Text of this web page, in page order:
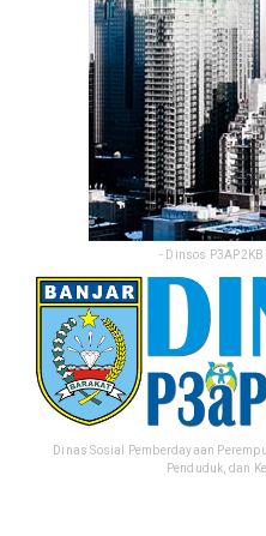
- Dinsos
Dinas Sosial Pemberdayaan
Penduduk, dan